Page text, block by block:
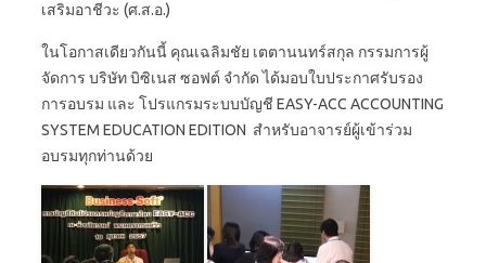
เสริมอาชีวะ (ศ.ส.อ.)
ในโอกาสเดียวกันนี้ คุณเฉลิมชัย เตตานนทร์สกุล กรรมการผู้
จัดการ บริษัท บิซิเนส ซอฟต์ จำกัด ได้มอบใบประกาศรับรอง
การอบรม และ โปรแกรมระบบบัญชี EASY-ACC ACCOUNTING
SYSTEM EDUCATION EDITION สำหรับอาจารย์ผู้เข้าร่วม
อบรมทุกท่านด้วย